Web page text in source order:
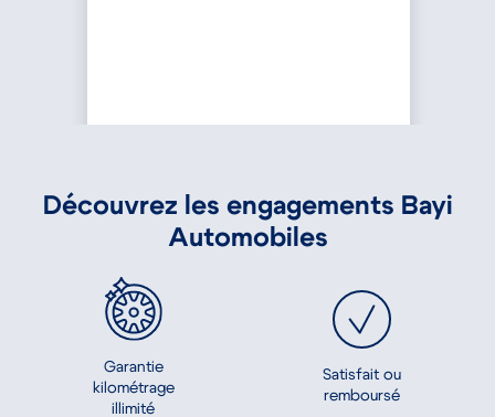
Découvrez les engagements Bayi
Automobiles
Garantie
kilométrage
illimité
Satisfait ou
remboursé